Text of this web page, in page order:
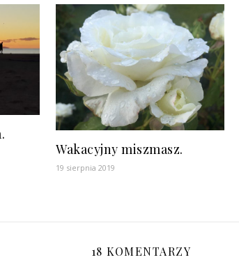
Wakacyjny miszmasz.
19 sierpnia 2019
18 KOMENTARZY